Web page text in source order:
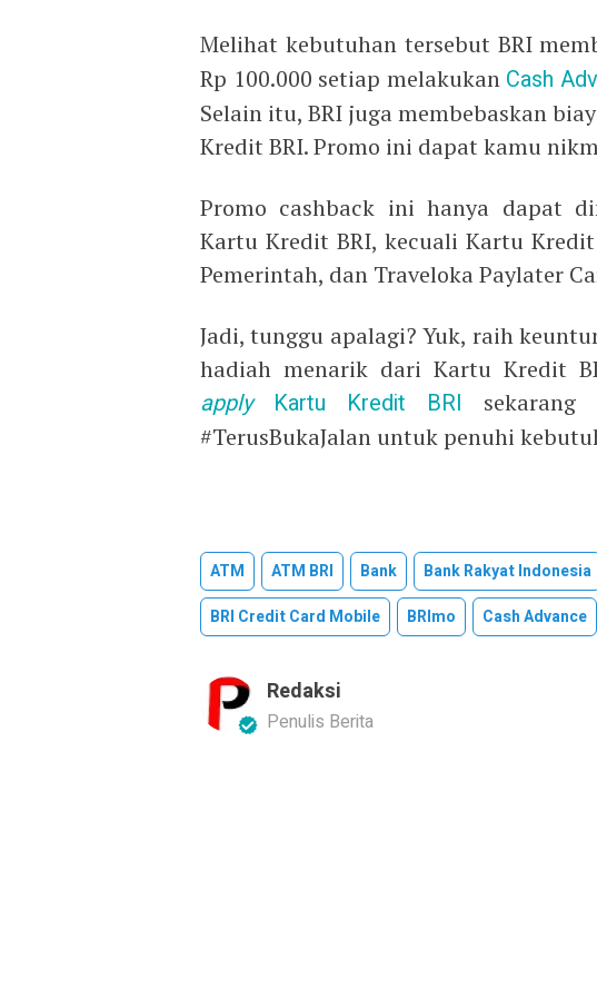
Melihat kebutuhan tersebut BRI
Rp 100.000 setiap melakukanCash
Selain itu, BRI juga membebaskan
Kredit BRI. Promo ini dapat kamu
Promo cashback ini hanya dapat
Kartu Kredit BRI, kecuali Kartu
Pemerintah, dan Traveloka Paylater
Jadi, tunggu apalagi? Yuk, raih
hadiah menarik dari Kartu Kredit
applyKartu Kredit BRI sekarang
#TerusBukaJalan untuk penuhi
ATM ATM BRI Bank Bank Rakyat Indonesia
BRI Credit Card Mobile
BRImo Cash Advance
Redaksi
Penulis Berita